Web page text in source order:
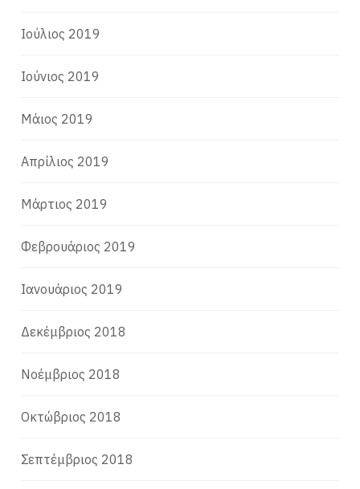
Ιούλιος 2019
Ιούνιος 2019
Μάιος 2019
Απρίλιος 2019
Μάρτιος 2019
Φεβρουάριος 2019
Ιανουάριος 2019
Δεκέμβριος 2018
Νοέμβριος 2018
Οκτώβριος 2018
Σεπτέμβριος 2018